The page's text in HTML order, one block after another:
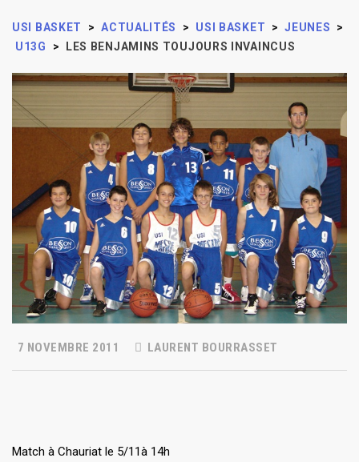
USI BASKET > ACTUALITÉS > USI BASKET > JEUNES
>
U13G
> LES BENJAMINS TOUJOURS INVAINCUS
7 NOVEMBRE 2011 LAURENT BOURRASSET
Match à Chauriat le 5/11à 14h